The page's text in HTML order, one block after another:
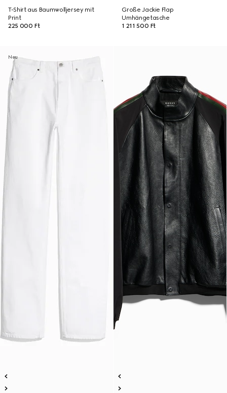
T-Shirt aus Baumwolljersey mit
Print
225 000 Ft
Große Jackie Flap
Umhängetasche
1 211 500 Ft
Neu